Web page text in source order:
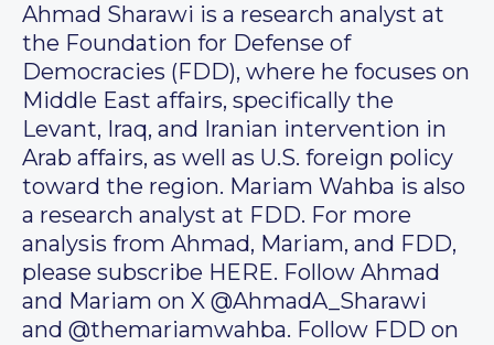
Ahmad Sharawi is a research analyst at
the Foundation for Defense of
Democracies (FDD), where he focuses on
Middle East affairs, specifically the
Levant, Iraq, and Iranian intervention in
Arab affairs, as well as U.S. foreign policy
toward the region. Mariam Wahba is also
a research analyst at FDD. For more
analysis from Ahmad, Mariam, and FDD,
please subscribe HERE. Follow Ahmad
and Mariam on X @AhmadA_Sharawi
and @themariamwahba. Follow FDD on